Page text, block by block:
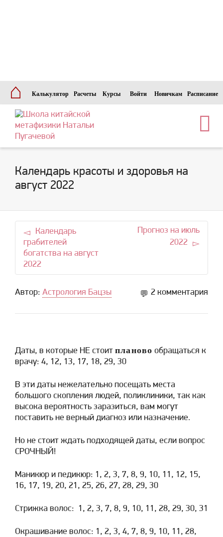
⌂ Калькулятор Расчеты Курсы Войти Новичкам Расписание
Календарь красоты и здоровья на
август 2022
Календарь
грабителей
богатства на август
2022
Прогноз на июль
2022
Автор: Астрология Бацзы 2 комментария
Даты, в которые НЕ стоит планово обращаться к
врачу: 4, 12, 13, 17, 18, 29, 30
В эти даты нежелательно посещать места
большого скопления людей, поликлиники, так как
высока вероятность заразиться, вам могут
поставить не верный диагноз или назначение.
Но не стоит ждать подходящей даты, если вопрос
СРОЧНЫЙ!
Маникюр и педикюр: 1, 2, 3, 7, 8, 9, 10, 11, 12, 15,
16, 17, 19, 20, 21, 25, 26, 27, 28, 29, 30
Стрижка волос: 1, 2, 3, 7, 8, 9, 10, 11, 28, 29, 30, 31
Окрашивание волос: 1, 2, 3, 4, 7, 8, 9, 10, 11, 28,